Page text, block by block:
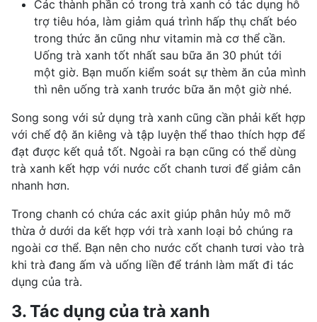
Các thành phần có trong trà xanh có tác dụng hỗ
trợ tiêu hóa, làm giảm quá trình hấp thụ chất béo
trong thức ăn cũng như vitamin mà cơ thể cần.
Uống trà xanh tốt nhất sau bữa ăn 30 phút tới
một giờ. Bạn muốn kiểm soát sự thèm ăn của mình
thì nên uống trà xanh trước bữa ăn một giờ nhé.
Song song với sử dụng trà xanh cũng cần phải kết hợp
với chế độ ăn kiêng và tập luyện thể thao thích hợp để
đạt được kết quả tốt. Ngoài ra bạn cũng có thể dùng
trà xanh kết hợp với nước cốt chanh tươi để giảm cân
nhanh hơn.
Trong chanh có chứa các axit giúp phân hủy mô mỡ
thừa ở dưới da kết hợp với trà xanh loại bỏ chúng ra
ngoài cơ thể. Bạn nên cho nước cốt chanh tươi vào trà
khi trà đang ấm và uống liền để tránh làm mất đi tác
dụng của trà.
3. Tác dụng của trà xanh